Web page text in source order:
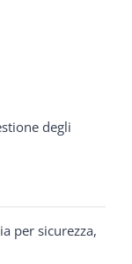
degli
per sicurezza,